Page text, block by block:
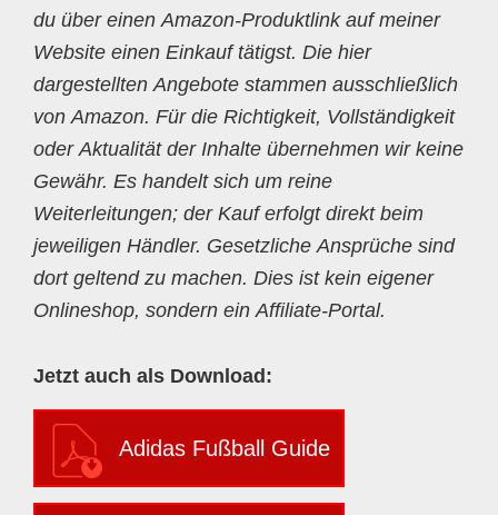
du über einen Amazon-Produktlink auf meiner
Website einen Einkauf tätigst. Die hier
dargestellten Angebote stammen ausschließlich
von Amazon. Für die Richtigkeit, Vollständigkeit
oder Aktualität der Inhalte übernehmen wir keine
Gewähr. Es handelt sich um reine
Weiterleitungen; der Kauf erfolgt direkt beim
jeweiligen Händler. Gesetzliche Ansprüche sind
dort geltend zu machen. Dies ist kein eigener
Onlineshop, sondern ein Affiliate-Portal.
Jetzt auch als Download:
Adidas Fußball Guide